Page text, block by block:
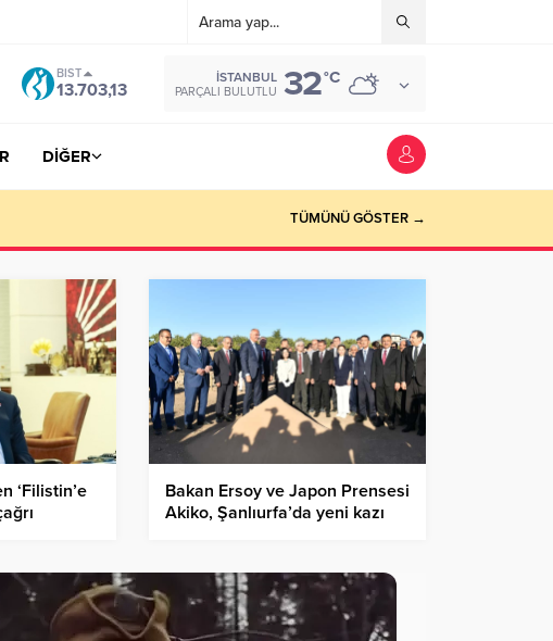
BIST
13.703,13
İSTANBUL
PARÇALI BULUTLU 32°C
DİĞER
TÜMÜNÜ GÖSTER →
‘Filistin’e
Bakan Ersoy ve Japon Prensesi
Akiko, Şanlıurfa’da yeni kazı